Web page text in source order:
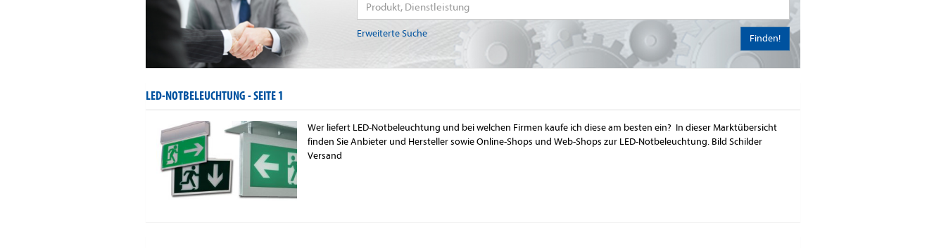
Erweiterte Suche Finden!
LED-NOTBELEUCHTUNG -SEITE 1
Wer liefert LED-Notbeleuchtung und bei welchen Firmen kaufe ich diese am besten ein? In dieser Marktübersicht
finden Sie Anbieter und Hersteller sowie Online-Shops und Web-Shops zur LED-Notbeleuchtung. Bild Schilder
Versand